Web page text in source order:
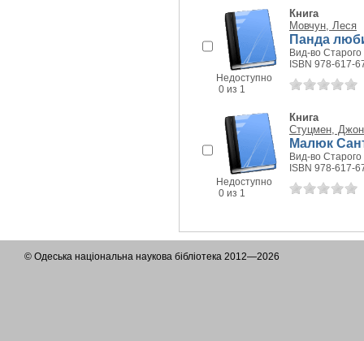
Недоступно
0 из 1
Книга
Мовчун, Леся
Панда
Вид-во Старого
ISBN 978-617-
Недоступно
0 из 1
Книга
Стуцмен,
Малюк
Вид-во Старого
ISBN 978-617-
© Одеська національна наукова бібліотека 2012—2026